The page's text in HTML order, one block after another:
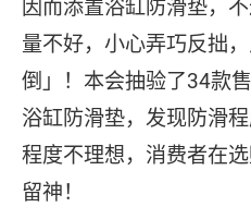
因而添置浴缸防滑垫，
量不好，小心弄巧反拙
倒」！本会抽验了34款
浴缸防滑垫，发现防滑
程度不理想，消费者在
留神！